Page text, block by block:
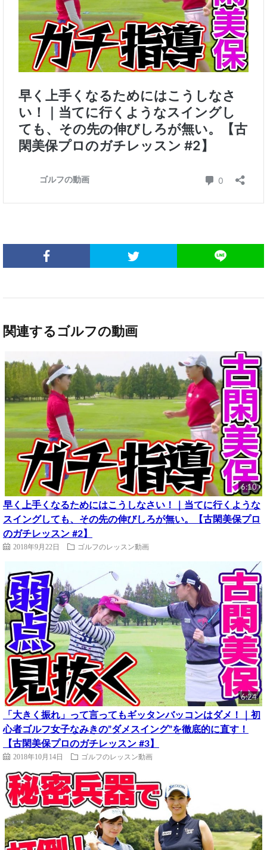
関連するゴルフの動画
6:10
早く上手くなるためにはこうしなさい！｜当てに行くような
スイングしても、その先の伸びしろが無い。【古閑美保プロ
のガチレッスン #2】
2018年9月22日 ゴルフのレッスン動画
6:24
「大きく振れ」って言ってもギッタンバッコンはダメ！｜初
心者ゴルフ女子なみきの”ダメスイング”を徹底的に直す！
【古閑美保プロのガチレッスン #3】
2018年10月14日 ゴルフのレッスン動画